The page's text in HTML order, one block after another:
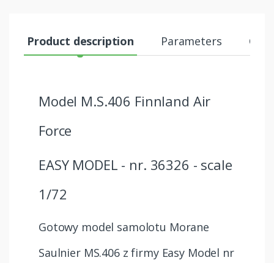
Product description Parameters
Model M.S.406 Finnland Air
Force
EASY MODEL - nr. 36326 - scale
1/72
Gotowy model samolotu Morane
Saulnier MS.406 z firmy Easy Model nr